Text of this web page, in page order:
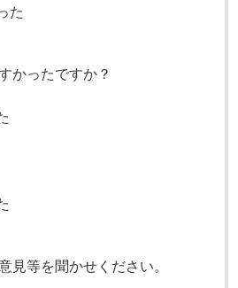
た
かったですか？
見等を聞かせください。